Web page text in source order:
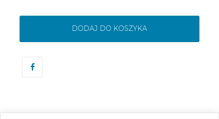
DODAJ DO KOSZYKA